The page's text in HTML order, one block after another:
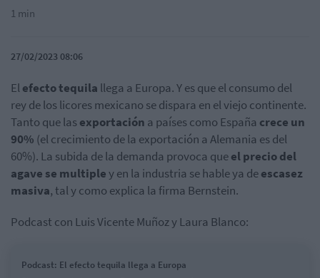
1 min
27/02/2023 08:06
Elefecto tequila llega a Europa. Y es que el consumo del
rey de los licores mexicano se dispara en el viejo continente.
Tanto que lasexportación a países como España crece un
90% (el crecimiento de la exportación a Alemania es del
60%). La subida de la demanda provoca queel precio del
agave se multipley en la industria se hable ya deescasez
masiva, tal y como explica la firma Bernstein.
Podcast con Luis Vicente Muñoz y Laura Blanco:
Podcast: El efecto tequila llega a Europa